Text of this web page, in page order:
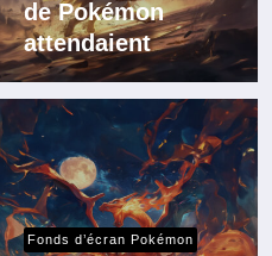
de Pokémon
attendaient
Fonds d’écran Pokémon